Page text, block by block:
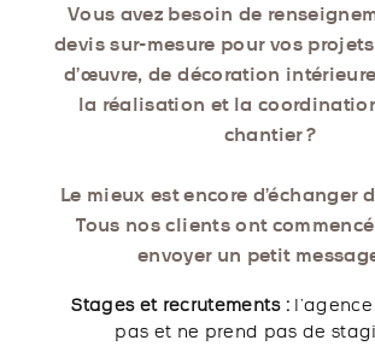
Vous avez besoin de
devis sur-mesure pour vos
d’œuvre, de décoration
la réalisation et la
chantier ?
Le mieux est encore d’échanger
Tous nos clients ont
envoyer un petit
Stages et recrutements :
pas et ne prend pas de